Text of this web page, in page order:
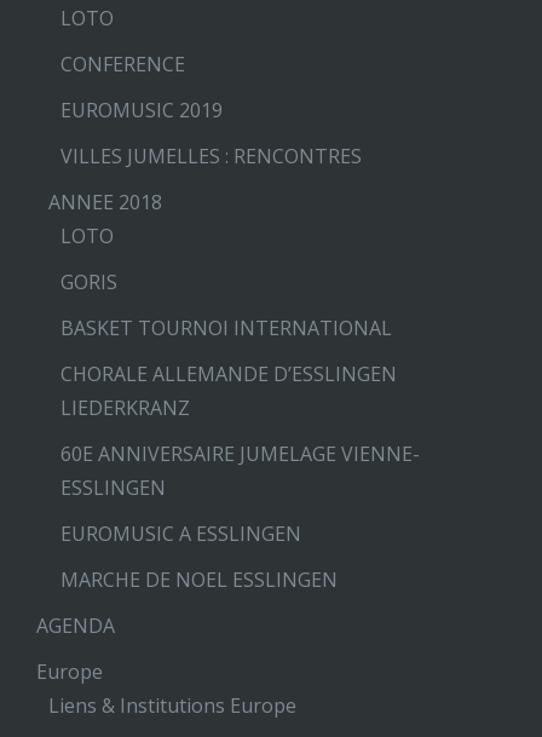
LOTO
CONFERENCE
EUROMUSIC 2019
VILLES JUMELLES : RENCONTRES
ANNEE 2018
LOTO
GORIS
BASKET TOURNOI INTERNATIONAL
CHORALE ALLEMANDE D’ESSLINGEN
LIEDERKRANZ
60E ANNIVERSAIRE JUMELAGE VIENNE-
ESSLINGEN
EUROMUSIC A ESSLINGEN
MARCHE DE NOEL ESSLINGEN
AGENDA
Europe
Liens & Institutions Europe